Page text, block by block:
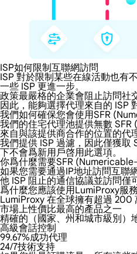
ISP如何限制互聯網訪問
ISP 對於限制某些在線活動也有
一些 ISP 更進一步。
政策最嚴格的企業會阻止訪問社
因此，能夠選擇代理來自的 ISP
我們如何確保您會使用SFR
我們的住宅代理池提供無數
來自與該提供商合作的位置的代
我們提供 ISP 過濾，因此僅獲
下不會爲新用戶啓用此選項。
你爲什麼需要SFR
如果您需要通過IP地址訪問互聯
他 ISP 阻止的通信協議並訪問僅
爲什麼您應該使用LumiProxy服
LumiProxy 在全球擁有超過 200
市場上性價比最高的產品之一
精確的（國家、州和城市級別）
高級會話控制
99.67%成功代理
24/7技術支持